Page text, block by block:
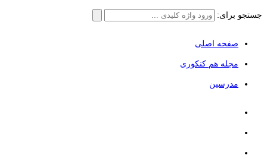
جستجو برای:
صفحه اصلی
مجله هم کنکوری
مدرسین